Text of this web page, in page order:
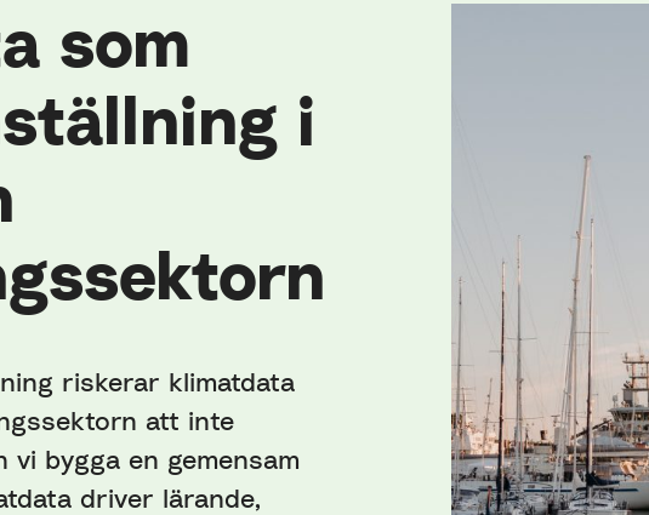
som
i
riskerar klimatdata
att inte
bygga en gemensam
driver lärande,